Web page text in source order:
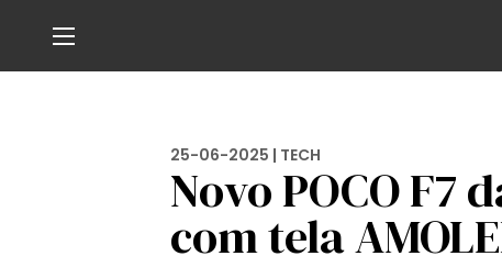
25-06-2025 | TECH
Novo POCO F7
com tela